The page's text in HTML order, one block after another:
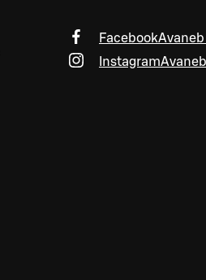
FacebookAvaneb
Instagram